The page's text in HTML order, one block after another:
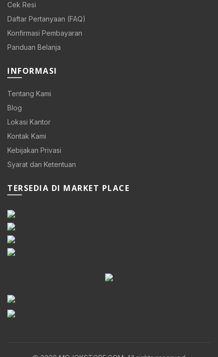
Cek Resi
Daftar Pertanyaan (FAQ)
Konfirmasi Pembayaran
Panduan Belanja
INFORMASI
Tentang Kami
Blog
Lokasi Kantor
Kontak Kami
Kebijakan Privasi
Syarat dan Ketentuan
TERSEDIA DI MARKET PLACE